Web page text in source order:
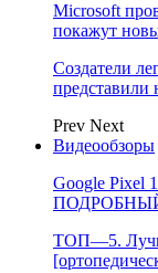
Microsoft
покажут
Создатели
Prev Next
Видеообзоры
Google
ТОП—5.